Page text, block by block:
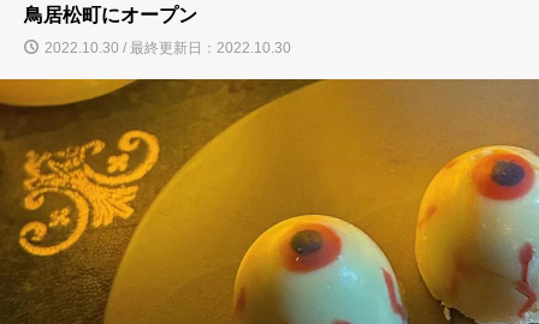
鳥居松町にオープン
2022.10.30 / 最終更新日：2022.10.30